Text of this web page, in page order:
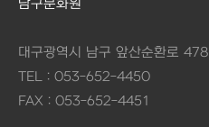
남구문화원
대구광역시 남구 앞산순환로 478
TEL : 053-652-4450
FAX : 053-652-4451